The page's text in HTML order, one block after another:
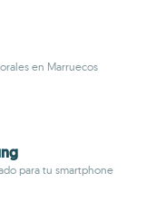
en Marruecos
para tu smartphone